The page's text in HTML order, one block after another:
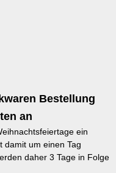
Bestellung
an
ein
damit um einen Tag
daher 3 Tage in Folge